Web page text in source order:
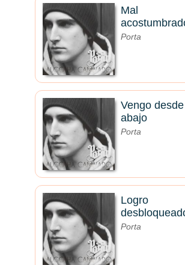
Mal
Porta
Vengo desde
abajo
Porta
Logro
Porta